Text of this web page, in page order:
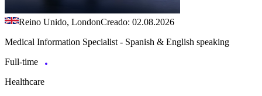
Reino Unido, LondonCreado: 02.08.2026
Medical Information Specialist - Spanish & English speaking
Full-time
Healthcare